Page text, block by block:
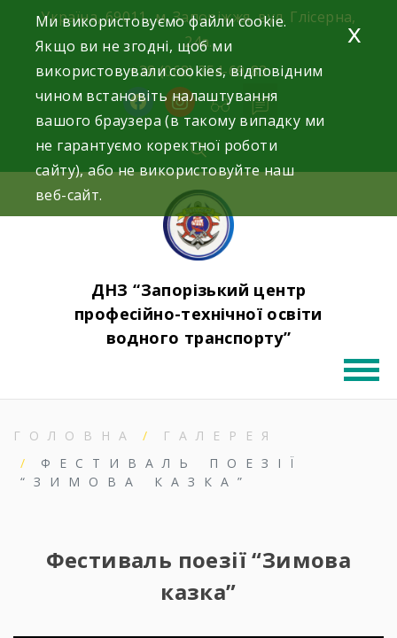
Україна, 69011, м. Запоріжжя, вул. Глісерна,
24а.
+38 (068) 354-69-83
facebookinstagram
ДНЗ “Запорізький центр
професійно-технічної освіти
водного транспорту”
ГОЛОВНА
ГАЛЕРЕЯ
ФЕСТИВАЛЬ ПОЕЗІЇ
“ЗИМОВА КАЗКА”
Фестиваль поезії “Зимова
казка”
Ми використовуємо файли cookie.
Якщо ви не згодні, щоб ми
використовували cookies, відповідним
чином встановіть налаштування
вашого браузера (в такому випадку ми
не гарантуємо коректної роботи
сайту), або не використовуйте наш
веб-сайт.
x